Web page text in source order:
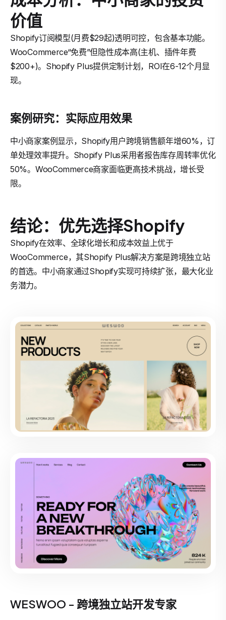
价值
Shopify订阅模型(月费$29起)透明可控，包含基本功能。
WooCommerce“免费”但隐性成本高(主机、插件年费
$200+)。Shopify Plus提供定制计划，ROI在6-12个月显
现。
案例研究：实际应用效果
中小商家案例显示，Shopify用户跨境销售额年增60%，订
单处理效率提升。Shopify Plus采用者报告库存周转率优化
50%。WooCommerce商家面临更高技术挑战，增长受
限。
结论：优先选择Shopify
Shopify在效率、全球化增长和成本效益上优于
WooCommerce，其Shopify Plus解决方案是跨境独立站
的首选。中小商家通过Shopify实现可持续扩张，最大化业
务潜力。
WESWOO - 跨境独立站开发专家